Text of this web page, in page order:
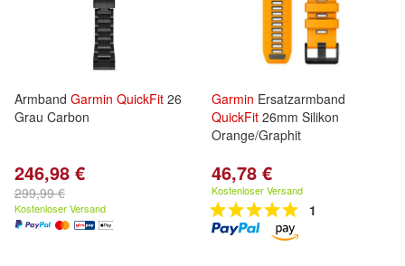
Armband Garmin QuickFit 26
Grau Carbon
246,98 €
299,99 €
Kostenloser Versand
Garmin Ersatzarmband
QuickFit 26mm Silikon
Orange/Graphit
46,78 €
Kostenloser Versand
1